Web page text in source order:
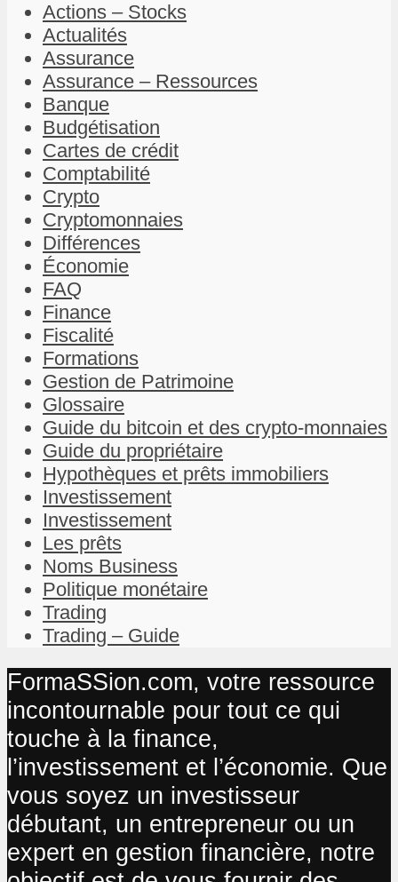
Actions – Stocks
Actualités
Assurance
Assurance – Ressources
Banque
Budgétisation
Cartes de crédit
Comptabilité
Crypto
Cryptomonnaies
Différences
Économie
FAQ
Finance
Fiscalité
Formations
Gestion de Patrimoine
Glossaire
Guide du bitcoin et des crypto-monnaies
Guide du propriétaire
Hypothèques et prêts immobiliers
Investissement
Investissement
Les prêts
Noms Business
Politique monétaire
Trading
Trading – Guide
FormaSSion.com, votre ressource
incontournable pour tout ce qui
touche à la finance,
l’investissement et l’économie. Que
vous soyez un investisseur
débutant, un entrepreneur ou un
expert en gestion financière, notre